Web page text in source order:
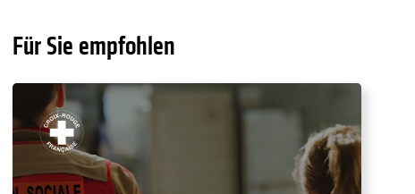
Für Sie empfohlen